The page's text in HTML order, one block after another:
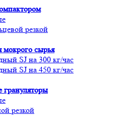
резкой
мокрого сырья
SJ на 300 кг/час
SJ на 450 кг/час
резкой